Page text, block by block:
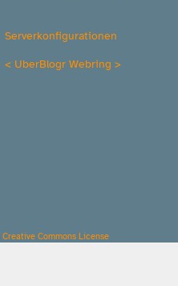
Serverkonfigurationen
< UberBlogr Webring >
Creative Commons License